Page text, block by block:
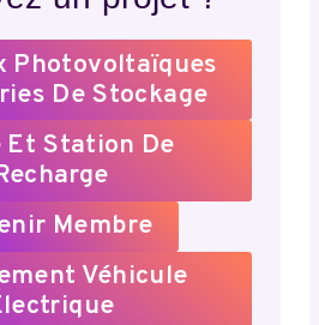
Photovoltaïques
De Stockage
Et Station De
Membre
Véhicule